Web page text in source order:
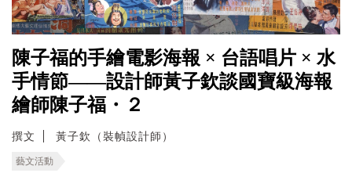
陳子福的手繪電影海報 × 台語唱片 × 水
手情節——設計師黃子欽談國寶級海報
繪師陳子福・２
撰文 黃子欽（裝幀設計師）
藝文活動